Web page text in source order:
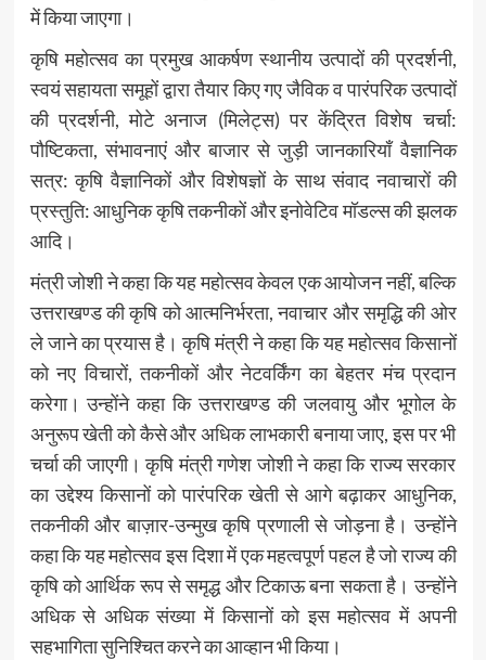
में किया जाएगा।
कृषि महोत्सव का प्रमुख आकर्षण स्थानीय उत्पादों की प्रदर्शनी,
स्वयं सहायता समूहों द्वारा तैयार किए गए जैविक व पारंपरिक उत्पादों
की प्रदर्शनी, मोटे अनाज (मिलेट्स) पर केंद्रित विशेष चर्चा:
पौष्टिकता, संभावनाएं और बाजार से जुड़ी जानकारियाँ वैज्ञानिक
सत्र: कृषि वैज्ञानिकों और विशेषज्ञों के साथ संवाद नवाचारों की
प्रस्तुति: आधुनिक कृषि तकनीकों और इनोवेटिव मॉडल्स की झलक
आदि।
मंत्री जोशी ने कहा कि यह महोत्सव केवल एक आयोजन नहीं, बल्कि
उत्तराखण्ड की कृषि को आत्मनिर्भरता, नवाचार और समृद्धि की ओर
ले जाने का प्रयास है। कृषि मंत्री ने कहा कि यह महोत्सव किसानों
को नए विचारों, तकनीकों और नेटवर्किंग का बेहतर मंच प्रदान
करेगा। उन्होंने कहा कि उत्तराखण्ड की जलवायु और भूगोल के
अनुरूप खेती को कैसे और अधिक लाभकारी बनाया जाए, इस पर भी
चर्चा की जाएगी। कृषि मंत्री गणेश जोशी ने कहा कि राज्य सरकार
का उद्देश्य किसानों को पारंपरिक खेती से आगे बढ़ाकर आधुनिक,
तकनीकी और बाज़ार-उन्मुख कृषि प्रणाली से जोड़ना है। उन्होंने
कहा कि यह महोत्सव इस दिशा में एक महत्वपूर्ण पहल है जो राज्य की
कृषि को आर्थिक रूप से समृद्ध और टिकाऊ बना सकता है। उन्होंने
अधिक से अधिक संख्या में किसानों को इस महोत्सव में अपनी
सहभागिता सुनिश्चित करने का आव्हान भी किया।